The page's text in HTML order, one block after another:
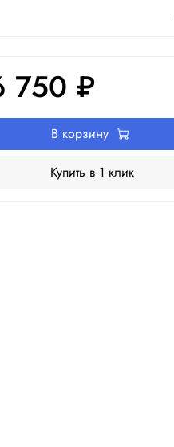
750 ₽
В корзину
Купить в 1 клик